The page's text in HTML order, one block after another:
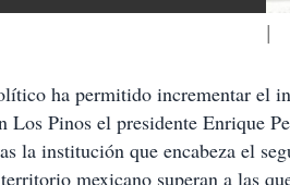
ha permitido incrementar el
Pinos el presidente Enrique
la institución que encabeza el
mexicano superan a las